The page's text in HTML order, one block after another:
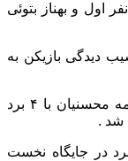
نفر اول و بهناز بتوئی
آسیب دیدگی بازیکن به
در رده نوجوانان وزن ۴۷ – کیلوگرم ، معصومه محسنیان با ۴ برد
شد .
وزن ۵۴ – کیلوگرم صدیقه صادقی با ۴ برد در جایگاه نخست